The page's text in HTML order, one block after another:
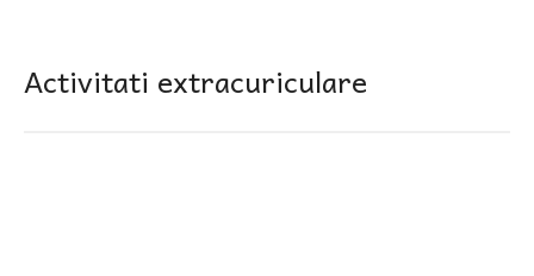
Activitati extracuriculare